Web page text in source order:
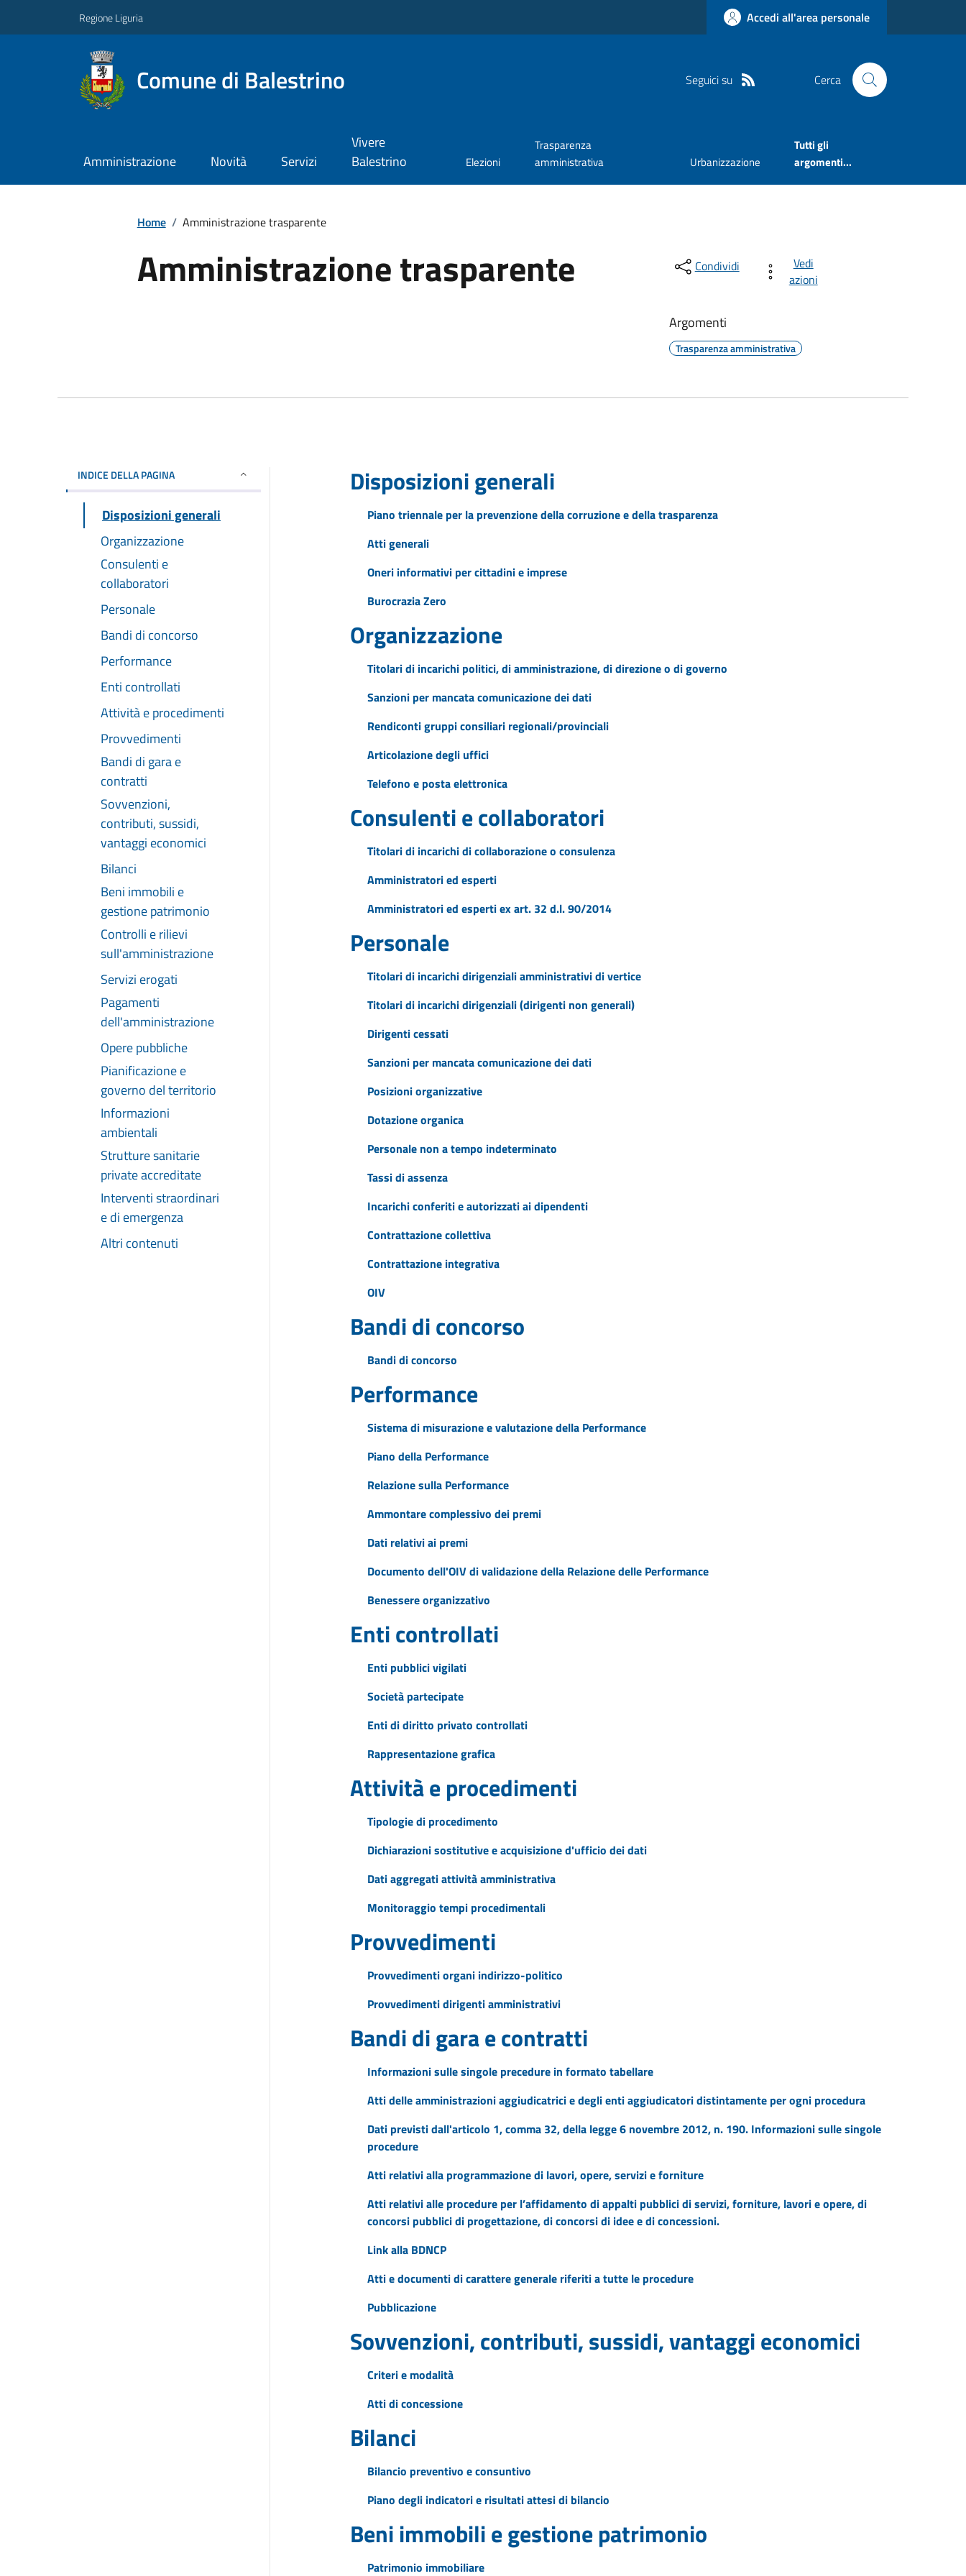
Regione Liguria Accedi all'area personale
Comune di Balestrino Seguici su Cerca
Amministrazione Novità Servizi
Vivere
Balestrino
Elezioni
Trasparenza
amministrativa
Urbanizzazione
Tutti gli
argomenti...
Home / Amministrazione trasparente
Amministrazione trasparente Condividi
Vedi
azioni
Argomenti
Trasparenza amministrativa
INDICE DELLA PAGINA
Disposizioni generali
Organizzazione
Consulenti e
collaboratori
Personale
Bandi di concorso
Performance
Enti controllati
Attività e procedimenti
Provvedimenti
Bandi di gara e
contratti
Sovvenzioni,
contributi, sussidi,
vantaggi economici
Bilanci
Beni immobili e
gestione patrimonio
Controlli e rilievi
sull'amministrazione
Servizi erogati
Pagamenti
dell'amministrazione
Opere pubbliche
Pianificazione e
governo del territorio
Informazioni
ambientali
Strutture sanitarie
private accreditate
Interventi straordinari
e di emergenza
Altri contenuti
Disposizioni generali
Piano triennale per la prevenzione della corruzione e della trasparenza
Atti generali
Oneri informativi per cittadini e imprese
Burocrazia Zero
Organizzazione
Titolari di incarichi politici, di amministrazione, di direzione o di governo
Sanzioni per mancata comunicazione dei dati
Rendiconti gruppi consiliari regionali/provinciali
Articolazione degli uffici
Telefono e posta elettronica
Consulenti e collaboratori
Titolari di incarichi di collaborazione o consulenza
Amministratori ed esperti
Amministratori ed esperti ex art. 32 d.l. 90/2014
Personale
Titolari di incarichi dirigenziali amministrativi di vertice
Titolari di incarichi dirigenziali (dirigenti non generali)
Dirigenti cessati
Sanzioni per mancata comunicazione dei dati
Posizioni organizzative
Dotazione organica
Personale non a tempo indeterminato
Tassi di assenza
Incarichi conferiti e autorizzati ai dipendenti
Contrattazione collettiva
Contrattazione integrativa
OIV
Bandi di concorso
Bandi di concorso
Performance
Sistema di misurazione e valutazione della Performance
Piano della Performance
Relazione sulla Performance
Ammontare complessivo dei premi
Dati relativi ai premi
Documento dell'OIV di validazione della Relazione delle Performance
Benessere organizzativo
Enti controllati
Enti pubblici vigilati
Società partecipate
Enti di diritto privato controllati
Rappresentazione grafica
Attività e procedimenti
Tipologie di procedimento
Dichiarazioni sostitutive e acquisizione d'ufficio dei dati
Dati aggregati attività amministrativa
Monitoraggio tempi procedimentali
Provvedimenti
Provvedimenti organi indirizzo-politico
Provvedimenti dirigenti amministrativi
Bandi di gara e contratti
Informazioni sulle singole precedure in formato tabellare
Atti delle amministrazioni aggiudicatrici e degli enti aggiudicatori distintamente per ogni procedura
Dati previsti dall'articolo 1, comma 32, della legge 6 novembre 2012, n. 190. Informazioni sulle singole
procedure
Atti relativi alla programmazione di lavori, opere, servizi e forniture
Atti relativi alle procedure per l’affidamento di appalti pubblici di servizi, forniture, lavori e opere, di
concorsi pubblici di progettazione, di concorsi di idee e di concessioni.
Link alla BDNCP
Atti e documenti di carattere generale riferiti a tutte le procedure
Pubblicazione
Sovvenzioni, contributi, sussidi, vantaggi economici
Criteri e modalità
Atti di concessione
Bilanci
Bilancio preventivo e consuntivo
Piano degli indicatori e risultati attesi di bilancio
Beni immobili e gestione patrimonio
Patrimonio immobiliare